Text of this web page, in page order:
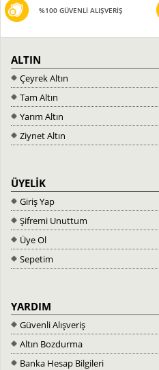
%100 GÜVENLİ ALIŞVERİŞ
ALTIN
Çeyrek Altın
Tam Altın
Yarım Altın
Ziynet Altın
ÜYELİK
Giriş Yap
Şifremi Unuttum
Üye Ol
Sepetim
YARDIM
Güvenli Alışveriş
Altın Bozdurma
Banka Hesap Bilgileri